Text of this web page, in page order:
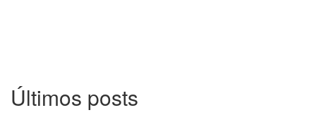
Últimos posts